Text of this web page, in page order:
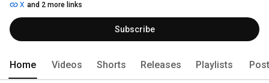
X and 2 more links
Subscribe
Home Videos Shorts Releases Playlists